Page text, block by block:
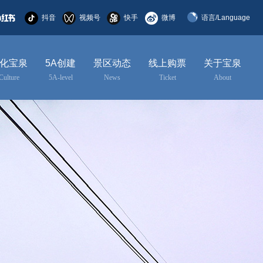
语言/Language
English
抖音 视频号 快手 微博
宝泉 5A创建
5A-level
景区动态
News
线上购票
Ticket
关于宝泉
About